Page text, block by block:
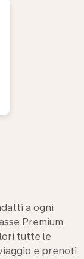
a ogni
Premium
tutte le
e prenoti